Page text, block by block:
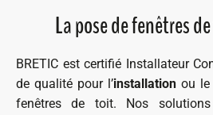
La pose de fenêtres
BRETIC est certifié Installateur
de qualité pour l’installation ou le
fenêtres de toit. Nos